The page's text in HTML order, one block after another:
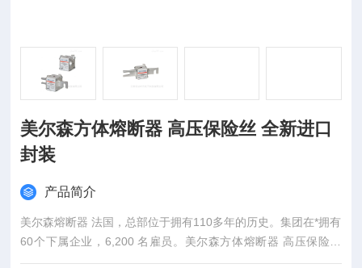
美尔森方体熔断器 高压保险丝 全新进口
封装
产品简介
美尔森熔断器 法国，总部位于拥有110多年的历史。集团在*拥有
60个下属企业，6,200 名雇员。美尔森方体熔断器 高压保险丝
全新进口封装